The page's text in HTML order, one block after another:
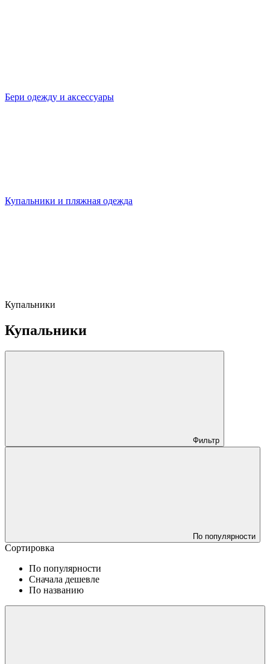
Бери одежду и аксессуары
Купальники и пляжная одежда
Купальники
Купальники
Фильтр
По популярности
Сортировка
По популярности
Сначала дешевле
По названию